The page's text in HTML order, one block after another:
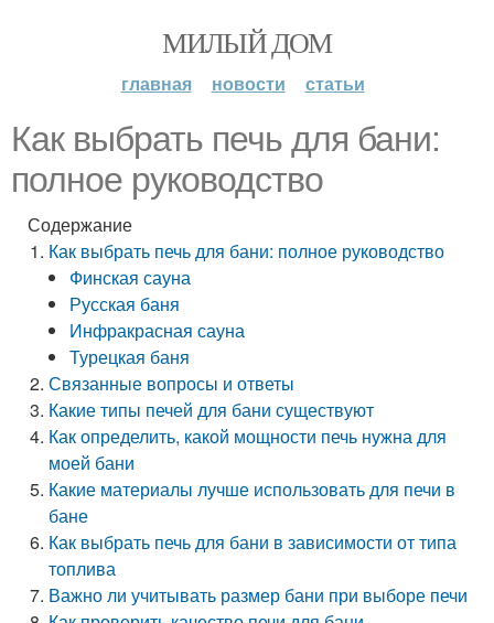
МИЛЫЙ ДОМ
главная новости статьи
Как выбрать печь для бани:
полное руководство
Содержание
Как выбрать печь для бани: полное руководство
Финская сауна
Русская баня
Инфракрасная сауна
Турецкая баня
Связанные вопросы и ответы
Какие типы печей для бани существуют
Как определить, какой мощности печь нужна для
моей бани
Какие материалы лучше использовать для печи в
бане
Как выбрать печь для бани в зависимости от типа
топлива
Важно ли учитывать размер бани при выборе печи